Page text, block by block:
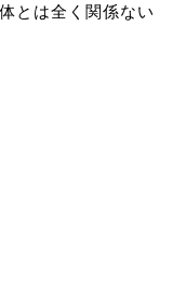
とは全く関係ない